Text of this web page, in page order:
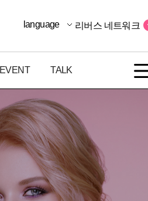
EVENT TALK
language 리버스 네트워크